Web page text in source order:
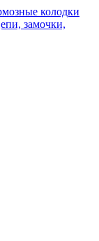
колодки
замочки,